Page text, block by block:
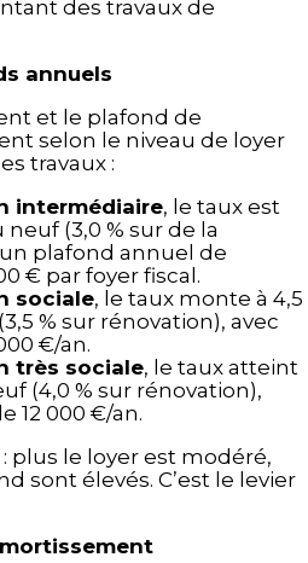
des travaux de
annuels
et le plafond de
selon le niveau de loyer
travaux :
intermédiaire, le taux est
neuf (3,0 % sur de la
plafond annuel de
€ par foyer fiscal.
sociale, le taux monte à 4,5
% sur rénovation), avec
€/an.
très sociale, le taux atteint
(4,0 % sur rénovation),
12 000 €/an.
plus le loyer est modéré,
sont élevés. C’est le levier